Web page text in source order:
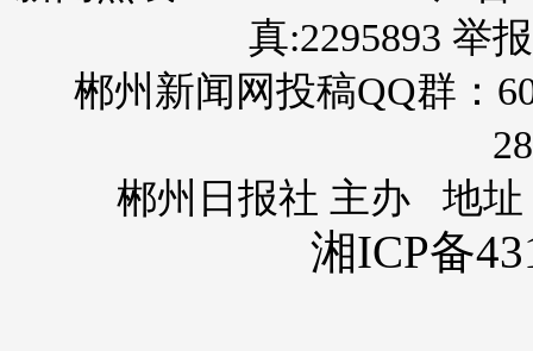
真:2295893 举
郴州新闻网投稿QQ群：
郴州日报社 主办 地址
湘ICP备